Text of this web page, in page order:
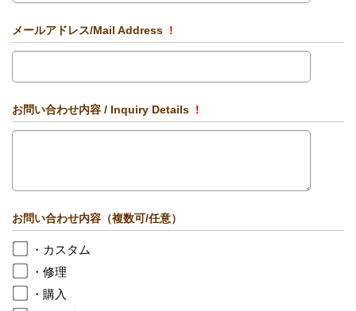
メールアドレス/Mail Address !
お問い合わせ内容 / Inquiry Details !
お問い合わせ内容（複数可/任意）
・カスタム
・修理
・購入